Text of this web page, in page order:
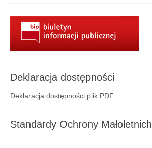
wydarzenia 2016
RODO
Klauzula informacyjna
Polityka prywatności
Deklaracja dostępności
Deklaracja dostępności plik PDF
Standardy Ochrony Małoletnich